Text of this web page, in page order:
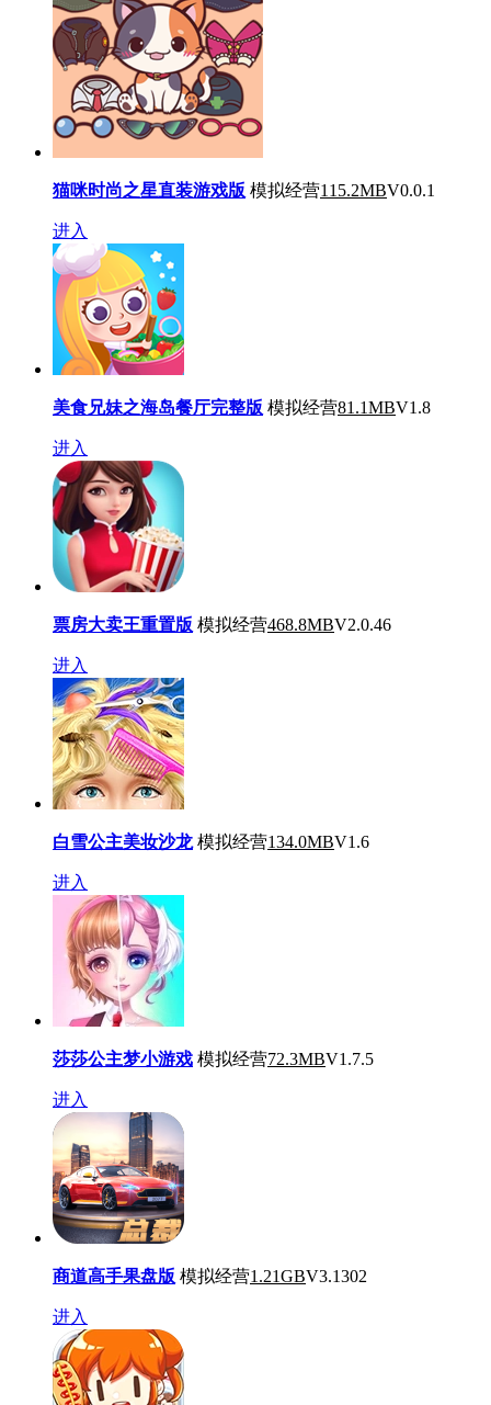
猫咪时尚之星直装游戏版 模拟经营115.2MBV0.0.1
进入
美食兄妹之海岛餐厅完整版 模拟经营81.1MBV1.8
进入
票房大卖王重置版 模拟经营468.8MBV2.0.46
进入
白雪公主美妆沙龙 模拟经营134.0MBV1.6
进入
莎莎公主梦小游戏 模拟经营72.3MBV1.7.5
进入
商道高手果盘版 模拟经营1.21GBV3.1302
进入